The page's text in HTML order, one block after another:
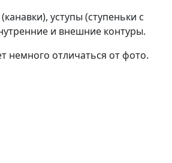
уступы (ступеньки с
и внешние контуры.
немного отличаться от фото.